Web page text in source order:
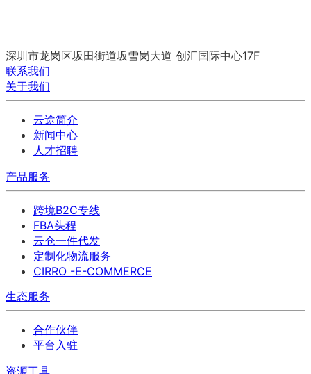
深圳市龙岗区坂田街道坂雪岗大道 创汇国际中心17F
联系我们
关于我们
云途简介
新闻中心
人才招聘
产品服务
跨境B2C专线
FBA头程
云仓一件代发
定制化物流服务
CIRRO -E-COMMERCE
生态服务
合作伙伴
平台入驻